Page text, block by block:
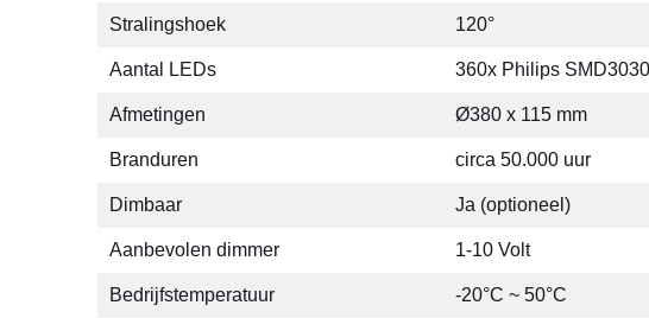
Stralingshoek 120°
Aantal LEDs 360x Philips SMD3030
Afmetingen Ø380 x 115 mm
Branduren circa 50.000 uur
Dimbaar Ja (optioneel)
Aanbevolen dimmer 1-10 Volt
Bedrijfstemperatuur -20°C ~ 50°C